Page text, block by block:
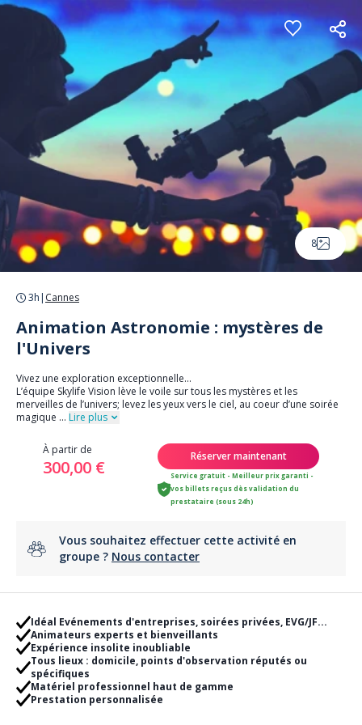
Panneau de gestion des cookies
8
3h | Cannes
Animation Astronomie : mystères de
l'Univers
Vivez une exploration exceptionnelle...
L’équipe Skylife Vision lève le voile sur tous les mystères et les
merveilles de l’univers; levez les yeux vers le ciel, au coeur d’une soirée
magique ... Lire plus
À partir de
300,00 €
Réserver maintenant
Service gratuit - Meilleur prix garanti -
vos billets reçus dès validation du
prestataire (sous 24h)
Vous souhaitez effectuer cette activité en
groupe ? Nous contacter
Idéal Evénements d'entreprises, soirées privées, EVG/JF...
Animateurs experts et bienveillants
Expérience insolite inoubliable
Tous lieux : domicile, points d'observation réputés ou
spécifiques
Matériel professionnel haut de gamme
Prestation personnalisée